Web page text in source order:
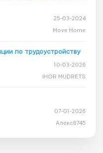
25-03-2024
Move Home
по трудоустройству
10-03-2026
IHOR MUDRETS
07-01-2026
Алекс8745